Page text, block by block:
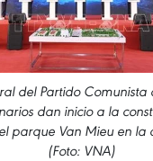
del Partido Comunista
dan inicio a la
parque Van Mieu en la
(Foto: VNA)